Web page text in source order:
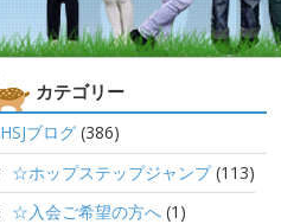
カテゴリー
HSJブログ(386)
☆ホップステップジャンプ(113)
☆入会ご希望の方へ(1)